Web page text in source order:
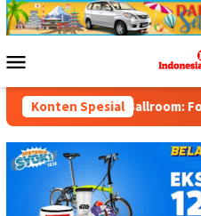
Loncat
ke
Mobile
Konten Spesial
Ballroom: Forum